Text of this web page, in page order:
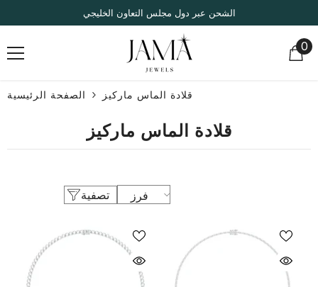
انتقل إلى المحتوىالشحن عبر دول مجلس التعاون الخليجي
00
الصفحة الرئيسية قلادة الماس ماركيز
قلادة الماس ماركيز
تصفية فرز